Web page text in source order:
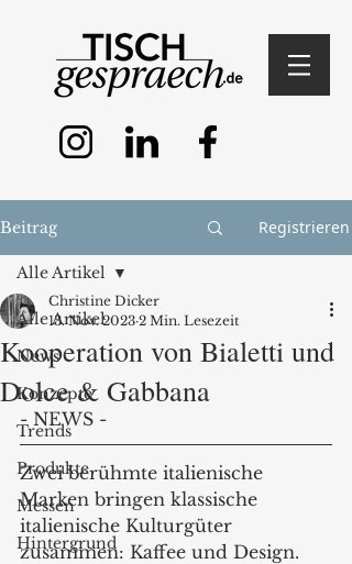
Beitrag Registrieren
Alle Artikel
News
Konzepte
Trends
Produkte
Messen
Hintergrund
Alle Artikel
Kooperation von Bialetti und
Dolce & Gabbana
Christine Dicker
13. Nov. 2023 2 Min. Lesezeit
- NEWS -
Zwei berühmte italienische
Marken bringen klassische
italienische Kulturgüter
zusammen: Kaffee und Design.